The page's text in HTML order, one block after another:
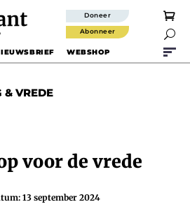
Doneer
Abonneer 
WEBSHOP
& VREDE
voor de vrede
13 september 2024